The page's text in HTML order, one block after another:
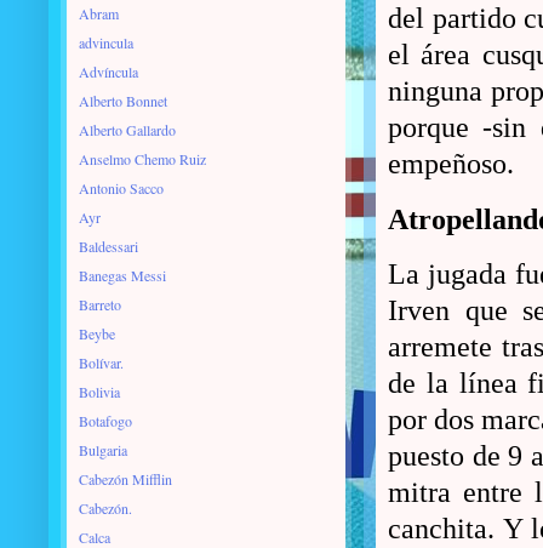
del partido
el área
ninguna
porque -sin
empeñoso.
La jugada
Irven que
arremete
de la línea
por dos
puesto de 9
mitra entre
canchita. Y
Abram
advincula
Advíncula
Alberto Bonnet
Alberto Gallardo
Anselmo Chemo Ruiz
Antonio Sacco
Ayr
Baldessari
Banegas Messi
Barreto
Beybe
Bolívar.
Bolivia
Botafogo
Bulgaria
Cabezón Mifflin
Cabezón.
Calca